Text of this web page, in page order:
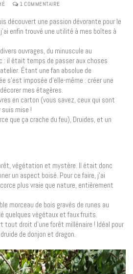
1 COMMENTAIRE
découvert une passion dévorante pour le
enfin trouvé une utilité à mes boîtes à
ouvrages, du minuscule au
: il était temps de passer aux choses
Étant une fan absolue de
s’est imposée d’elle-même : créer une
mes étagères.
en carton (vous savez, ceux qui sont
suis mise !
que ça crache du feu), Druides, et un
végétation et mystère. Il était donc
un aspect boisé. Pour ce faire, j’ai
plus vraie que nature, entièrement
morceau de bois gravés de runes au
quelques végétaux et faux fruits.
tout droit d’une forêt millénaire ! Idéal pour
de donjon et dragon.